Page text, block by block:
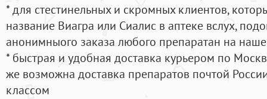
* для стестинельных и скромных клиентов,
название Виагра или Сиалис в аптеке вслух,
анонимныого заказа любого препаратан на
* быстрая и удобная доставка курьером по
же возможна доставка препаратов почтой
классом